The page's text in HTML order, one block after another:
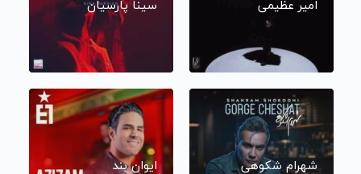
امیر عظیمی سینا پارسیان
شهرام شکوهی ایوان بند